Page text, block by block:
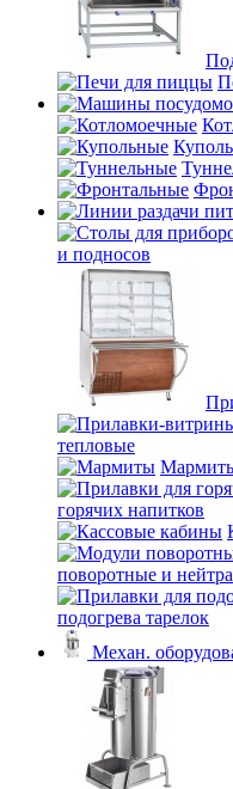
и подносов
тепловые
горячих напитков
поворотные и
подогрева тарелок
Механ.